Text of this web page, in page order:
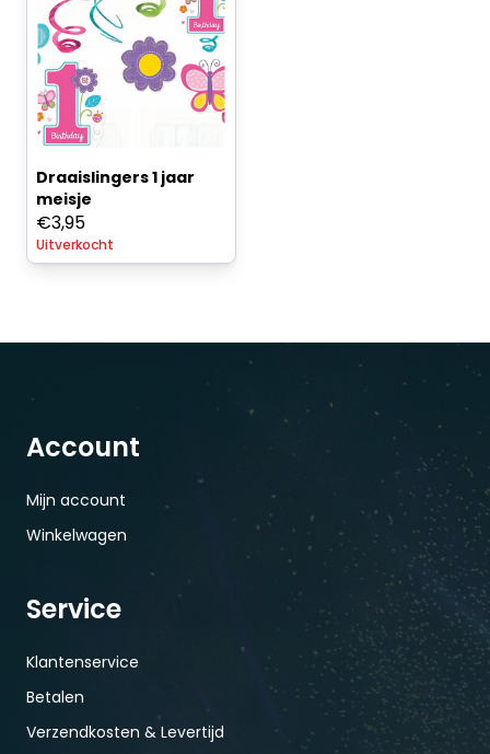
Draaislingers 1 jaar
meisje
€3,95
Uitverkocht
Account
Mijn account
Winkelwagen
Service
Klantenservice
Betalen
Verzendkosten & Levertijd